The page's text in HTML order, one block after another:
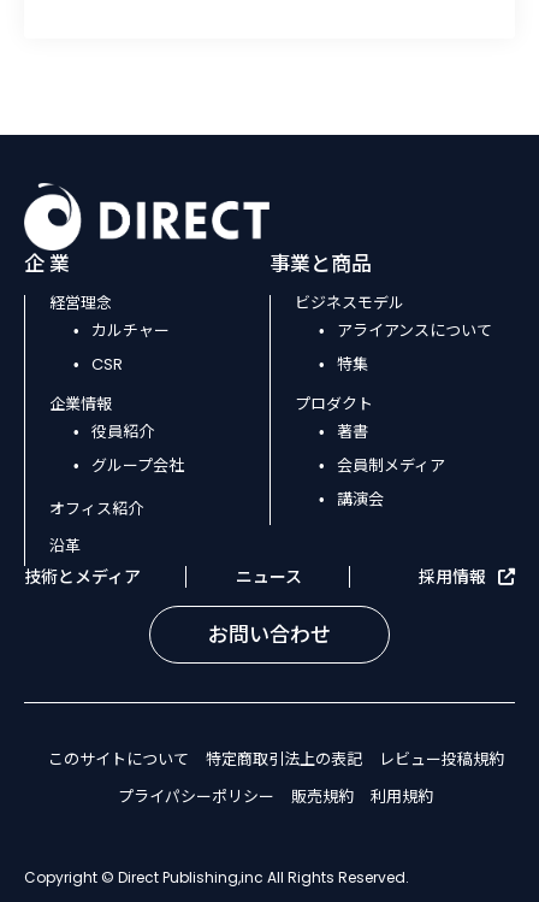
企 業
経営理念
カルチャー
CSR
企業情報
役員紹介
グループ会社
オフィス紹介
沿革
事業と商品
ビジネスモデル
アライアンスについて
特集
プロダクト
著書
会員制メディア
講演会
技術とメディア ニュース 採用情報
お問い合わせ
このサイトについて 特定商取引法上の表記
レビュー投稿規約
プライパシーポリシー
販売規約 利用規約
Copyright © Direct Publishing,inc All Rights Reserved.